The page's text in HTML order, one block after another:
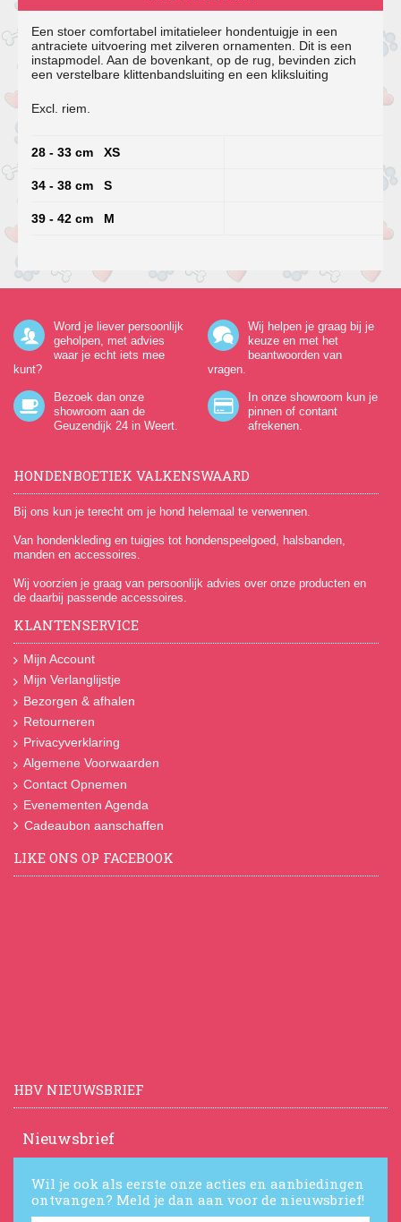
Een stoer comfortabel imitatieleer hondentuigje in een
antraciete uitvoering met zilveren ornamenten. Dit is een
instapmodel. Aan de bovenkant, op de rug, bevinden zich
een verstelbare klittenbandsluiting en een kliksluiting
Excl. riem.
28 - 33 cm XS
34 - 38 cm S
39 - 42 cm M
Word je liever persoonlijk
geholpen, met advies
waar je echt iets mee
kunt?
Wij helpen je graag bij je
keuze en met het
beantwoorden van
vragen.
Bezoek dan onze
showroom aan de
Geuzendijk 24 in Weert.
In onze showroom kun je
pinnen of contant
afrekenen.
HONDENBOETIEK VALKENSWAARD
Bij ons kun je terecht om je hond helemaal te verwennen.
Van hondenkleding en tuigjes tot hondenspeelgoed, halsbanden,
manden en accessoires.
Wij voorzien je graag van persoonlijk advies over onze producten en
de daarbij passende accessoires.
KLANTENSERVICE
Mijn Account
Mijn Verlanglijstje
Bezorgen & afhalen
Retourneren
Privacyverklaring
Algemene Voorwaarden
Contact Opnemen
Evenementen Agenda
Cadeaubon aanschaffen
LIKE ONS OP FACEBOOK
HBV NIEUWSBRIEF
Nieuwsbrief
Wil je ook als eerste onze acties en aanbiedingen
ontvangen? Meld je dan aan voor de nieuwsbrief!